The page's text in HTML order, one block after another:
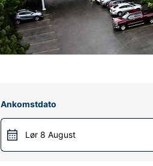
Ankomstdato
Lør 8 August